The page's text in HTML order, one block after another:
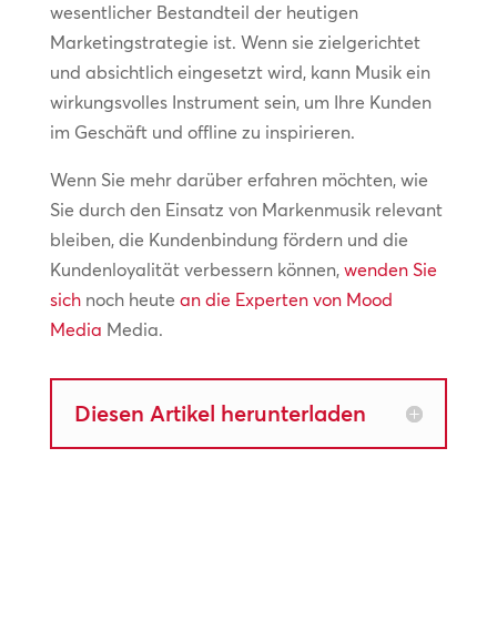
wesentlicher Bestandteil der heutigen
Marketingstrategie ist. Wenn sie zielgerichtet
und absichtlich eingesetzt wird, kann Musik ein
wirkungsvolles Instrument sein, um Ihre Kunden
im Geschäft und offline zu inspirieren.
Wenn Sie mehr darüber erfahren möchten, wie
Sie durch den Einsatz von Markenmusik relevant
bleiben, die Kundenbindung fördern und die
Kundenloyalität verbessern können, wenden Sie
sichnoch heute an die Experten von Mood
Media Media.
Diesen Artikel herunterladen